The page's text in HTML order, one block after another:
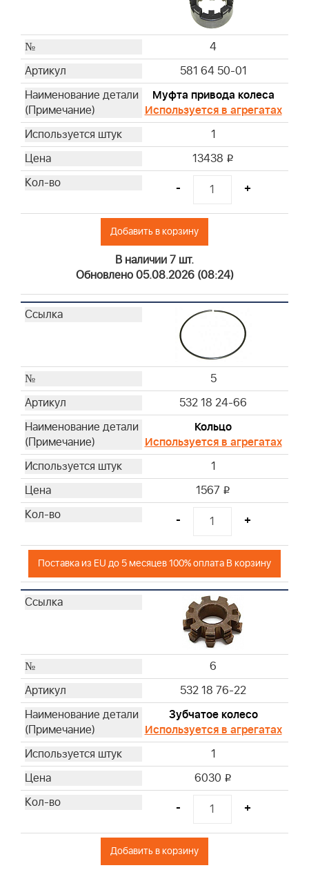
4
581 64 50-01
Муфта привода колеса
Используется в агрегатах
1
13438 i
- +
Добавить в корзину
В наличии 7 шт.
Обновлено 05.08.2026 (08:24)
5
532 18 24-66
Кольцо
Используется в агрегатах
1
1567 i
- +
Поставка из EU до 5 месяцев 100% оплата В корзину
6
532 18 76-22
Зубчатое колесо
Используется в агрегатах
1
6030 i
- +
Добавить в корзину